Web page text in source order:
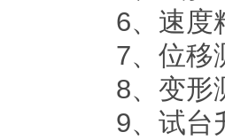
6、速度
7、位移
8、变形
9、试台